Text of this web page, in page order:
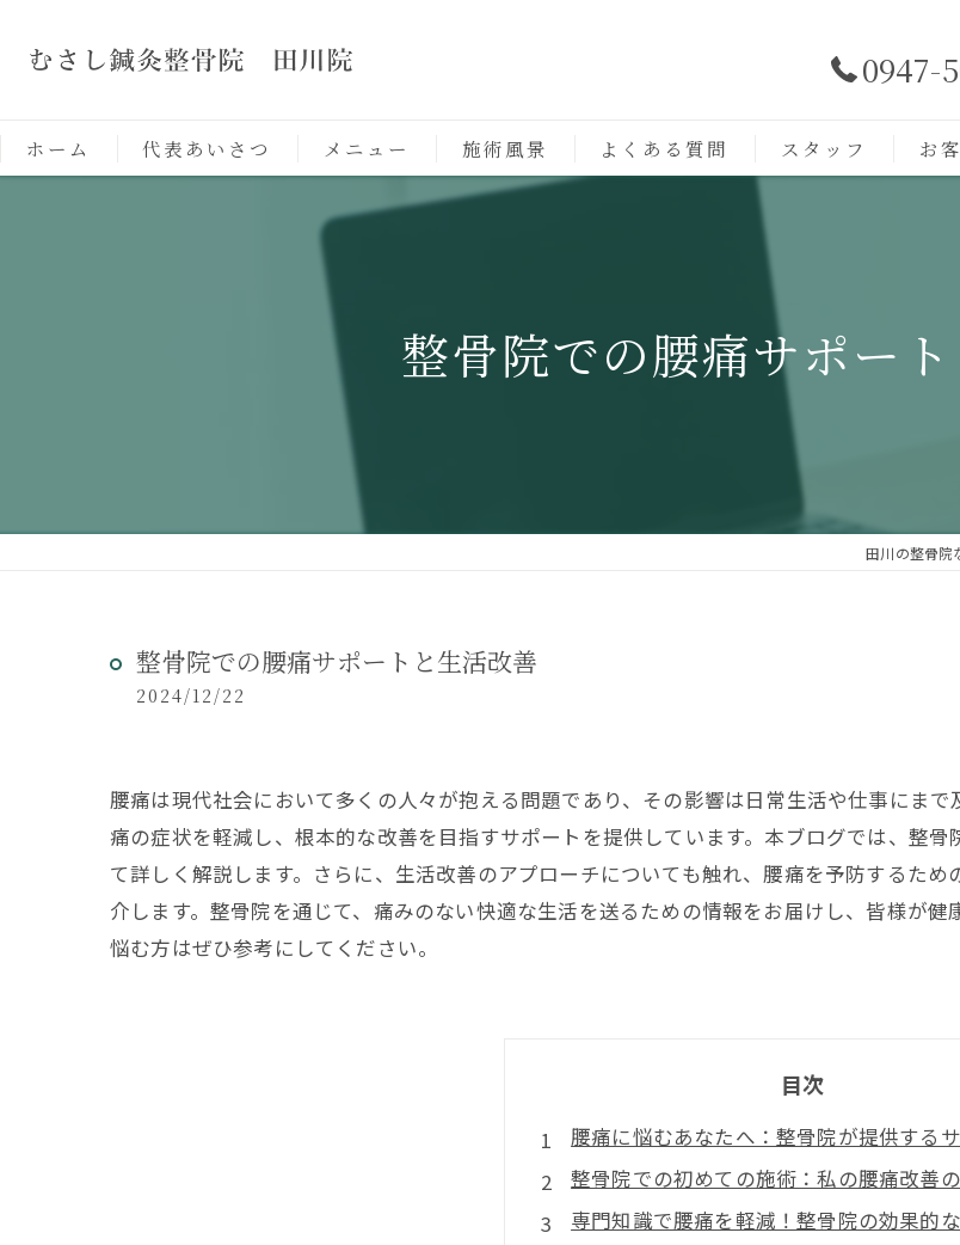
0947-
ホーム 代表あいさつ メニュー 施術風景 よくある質問 スタッフ お
整骨院での腰痛サポー
田川の整骨院
整骨院での腰痛サポートと生活改善
2024/12/22
腰痛は現代社会において多くの人々が抱える問題であり、その影響は日常生活や仕事にま
痛の症状を軽減し、根本的な改善を目指すサポートを提供しています。本ブログでは、整
て詳しく解説します。さらに、生活改善のアプローチについても触れ、腰痛を予防するた
介します。整骨院を通じて、痛みのない快適な生活を送るための情報をお届けし、皆様が
悩む方はぜひ参考にしてください。
目次
腰痛に悩むあなたへ：整骨院が提供する
整骨院での初めての施術：私の腰痛改善
専門知識で腰痛を軽減！整骨院の効果的